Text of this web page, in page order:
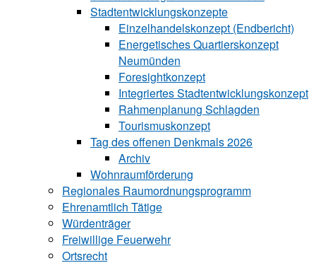
Stadtentwicklungskon‍zepte
Einzelhandelskonzept (Endbericht)
Energetisches Quartierskonzept
Neumünden
Foresightkonzept
Integriertes Stadtentwicklungskonzept
Rahmenplanung Schlagden
Tourismuskonzept
Tag des offenen Denkmals 2026
Archiv
Wohnraumförderung
Regionales Raumordnungsprogramm
Ehrenamtlich Tätige
Würdenträger
Freiwillige Feuerwehr
Ortsrecht